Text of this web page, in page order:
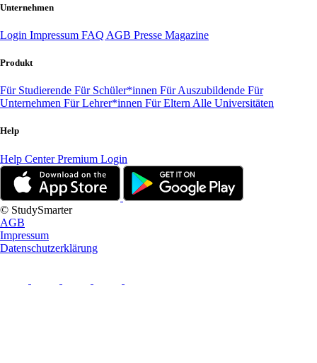
Unternehmen
Login Impressum FAQ AGB Presse Magazine
Produkt
Für Studierende Für Schüler*innen Für Auszubildende Für
Unternehmen Für Lehrer*innen Für Eltern Alle Universitäten
Help
Help CenterPremium Login
© StudySmarter
AGB
Impressum
Datenschutzerklärung